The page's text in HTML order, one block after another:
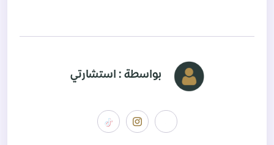
بواسطة : استشارتي